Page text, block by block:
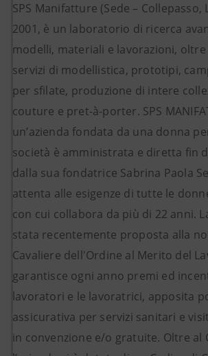
SPS Manifatture (Sede – Collepasso,
2001, è un laboratorio di ricerca
modelli, materiali e lavorazioni,
servizi di modellistica, prototipi,
per sfilate, produzione di intere
couture e pret-à-porter. SPS
un’azienda fondata da una donna
società è amministrata e diretta fin
dalla sua fondatrice Sabrina Paola
attenta alle esigenze di tutte le
con cui collabora da più di 22 anni.
stata recentemente proposta alla
Cavaliere dell'Ordine al Merito del
garantisce ogni anno premi ed
lavoratori e le lavoratrici, apposita
assicurativa per servizi sanitari e
in convenzione e/o gratuite. Oltre al